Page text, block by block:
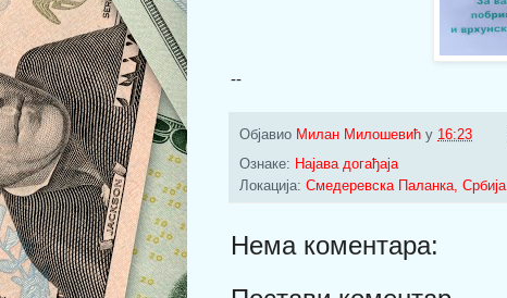
--
Објавио Милан Милошевић у 16:23
Ознаке: Најава догађаја
Локација: Смедеревска Паланка, Србија
Нема коментара: